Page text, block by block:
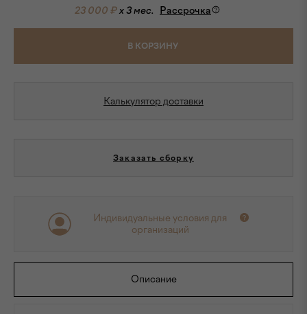
23 000 ₽x 3 мес. Рассрочка
В КОРЗИНУ
Калькулятор доставки
Заказать сборку
Индивидуальные условия для
организаций
Описание